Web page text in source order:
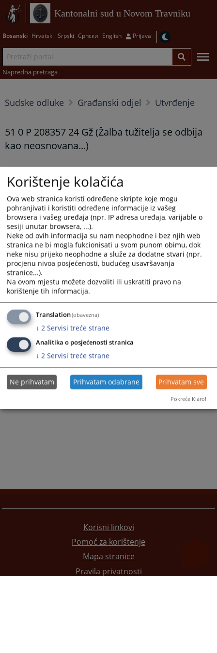
Kantonalni sud u Novom Travniku
Bosanski Hrvatski Srpski Српски English Prijava
Napredna pretraga
Sudske odluke Građanski odjel Utvrđenje
51 0 P 208357 24 Gž (Žalba tužitelja se odbija
kao neosnovana...)
Prateći dokumenti
51 0 P 208357 24 Gz
142PREGLEDA
Korisni linkovi
Pomoć za korištenje
Mapa stranice
Pravila privatnosti
Korištenje kolačića
Ova web stranica koristi određene skripte koje mogu
pohranjivati i koristiti određene informacije iz vašeg
browsera i vašeg uređaja (npr. IP adresa uređaja, varijable o
sesiji unutar browsera, ...).
Neke od ovih informacija su nam neophodne i bez njih web
stranica ne bi mogla fukcionisati u svom punom obimu, dok
neke nisu prijeko neophodne a služe za dodatne stvari (npr.
procjenu nivoa posjećenosti, budućeg usavršavanja
stranice...).
Na ovom mjestu možete dozvoliti ili uskratiti pravo na
korištenje tih informacija.
Translation(obavezna)
↓ 2 Servisi treće strane
Analitika o posjećenosti stranica
↓ 2 Servisi treće strane
Ne prihvatam Prihvatam odabrane Prihvatam sve
Pokreće Klaro!